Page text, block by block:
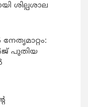
ശില്പശാല
പുതിയ